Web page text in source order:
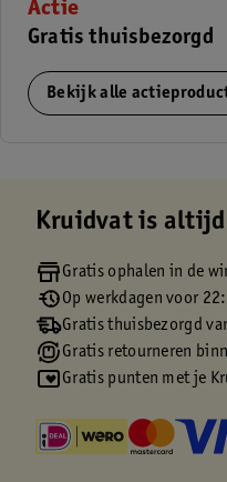
Actie
Gratis thuisbezorgd
Bekijk alle
Kruidvat is
Gratis ophalen in de
Op werkdagen voor
Gratis thuisbezorgd
Gratis retourneren
Gratis punten met je